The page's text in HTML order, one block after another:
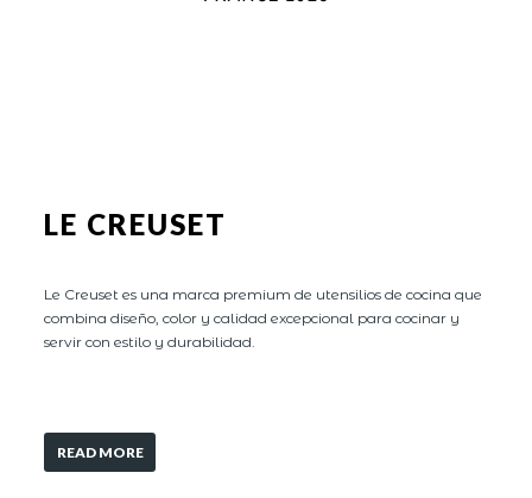
LE CREUSET
Le Creuset es una marca premium de utensilios de cocina que
combina diseño, color y calidad excepcional para cocinar y
servir con estilo y durabilidad.
READ MORE